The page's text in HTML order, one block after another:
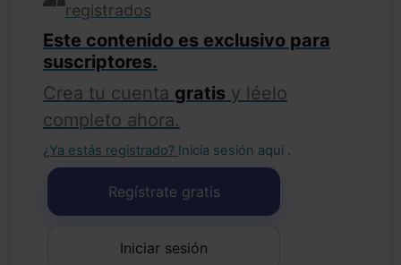
registrados
Este contenido es exclusivo para
suscriptores.
Crea tu cuenta gratis y léelo
completo ahora.
¿Ya estás registrado? Inicia sesión aquí .
Regístrate gratis
Iniciar sesión